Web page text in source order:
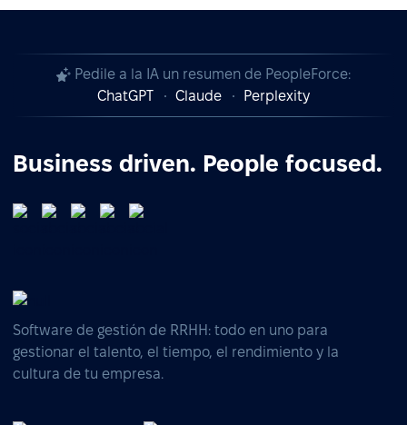
Pedile a la IA un resumen de PeopleForce:
ChatGPT
Claude Perplexity
Business driven. People focused.
Software de gestión de RRHH: todo en uno para
gestionar el talento, el tiempo, el rendimiento y la
cultura de tu empresa.